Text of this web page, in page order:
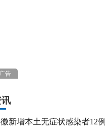
广告
讯
新增本土无症状感染者12例